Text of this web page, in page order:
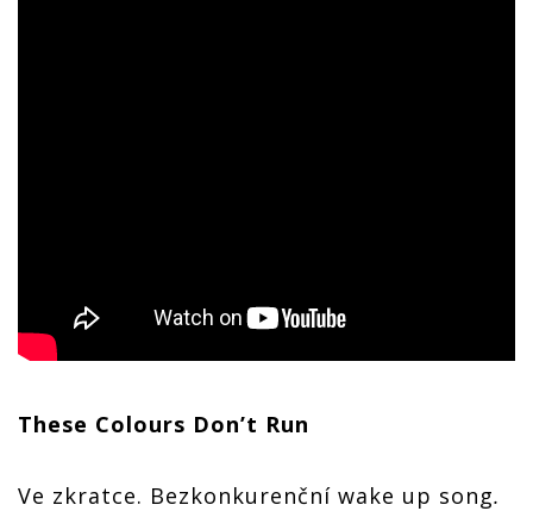
These Colours Don’t Run
Ve zkratce. Bezkonkurenční wake up song.